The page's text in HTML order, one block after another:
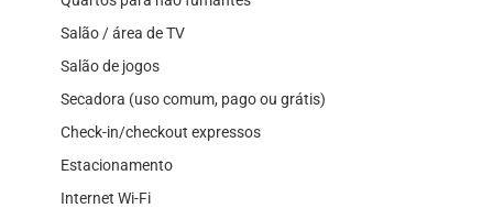
Salão / área de TV
Salão de jogos
Secadora (uso comum, pago ou grátis)
Check-in/checkout expressos
Estacionamento
Internet Wi-Fi